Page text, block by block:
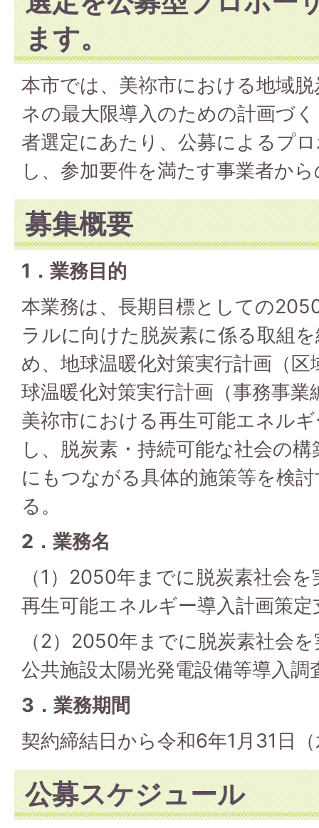
ます。
本市では、美祢市における地域
ネの最大限導入のための計画づ
者選定にあたり、公募によるプ
し、参加要件を満たす事業者か
募集概要
1．業務目的
本業務は、長期目標としての
ラルに向けた脱炭素に係る取組
め、地球温暖化対策実行計画（
球温暖化対策実行計画（事務事
美祢市における再生可能エネル
し、脱炭素・持続可能な社会の
にもつながる具体的施策等を検
る。
2．業務名
（1）2050年までに脱炭素社会
再生可能エネルギー導入計画策定
（2）2050年までに脱炭素社会
公共施設太陽光発電設備等導入調
3．業務期間
契約締結日から令和6年1月31日
公募スケジュール